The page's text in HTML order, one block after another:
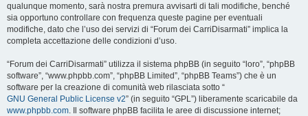
qualunque momento, sarà nostra premura avvisarti di tali modifiche, benché
sia opportuno controllare con frequenza queste pagine per eventuali
modifiche, dato che l’uso dei servizi di “Forum dei CarriDisarmati” implica la
completa accettazione delle condizioni d’uso.
“Forum dei CarriDisarmati” utilizza il sistema phpBB (in seguito “loro”, “phpBB
software”, “www.phpbb.com”, “phpBB Limited”, “phpBB Teams”) che è un
software per la creazione di comunità web rilasciata sotto “
GNU General Public License v2” (in seguito “GPL”) liberamente scaricabile da
www.phpbb.com. Il software phpBB facilita le aree di discussione internet;